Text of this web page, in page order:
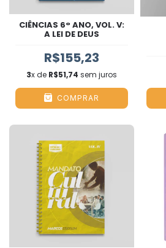
CIÊNCIAS 6° ANO, VOL. V:
A LEI DE DEUS
R$155,23
3x de R$51,74 sem juros
COMPRAR